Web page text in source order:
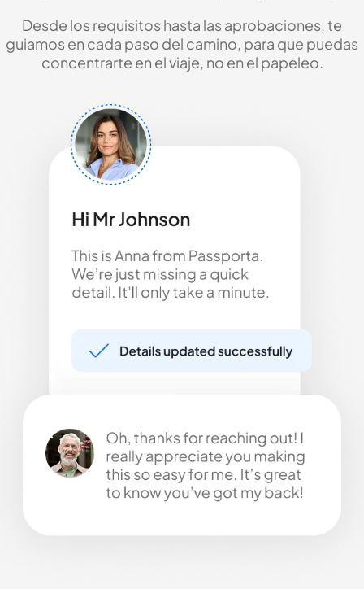
Desde los requisitos hasta las aprobaciones, te
guiamos en cada paso del camino, para que puedas
concentrarte en el viaje, no en el papeleo.